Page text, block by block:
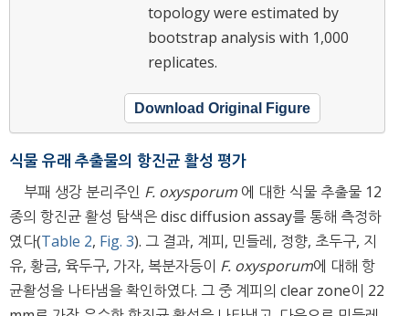
topology were estimated by
bootstrap analysis with 1,000
replicates.
Download Original Figure
식물 유래 추출물의 항진균 활성 평가
부패 생강 분리주인 F. oxysporum 에 대한 식물 추출물 12
종의 항진균 활성 탐색은 disc diffusion assay를 통해 측정하
였다(Table 2, Fig. 3). 그 결과, 계피, 민들레, 정향, 초두구, 지
유, 황금, 육두구, 가자, 복분자등이 F. oxysporum에 대해 항
균활성을 나타냄을 확인하였다. 그 중 계피의 clear zone이 22